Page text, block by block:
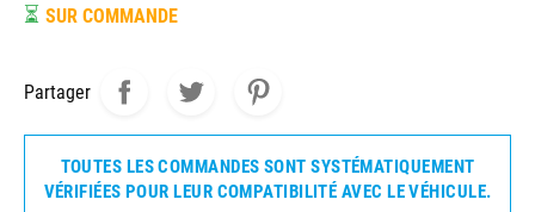
⏳ SUR COMMANDE
Partager
TOUTES LES COMMANDES SONT SYSTÉMATIQUEMENT
VÉRIFIÉES POUR LEUR COMPATIBILITÉ AVEC LE VÉHICULE.